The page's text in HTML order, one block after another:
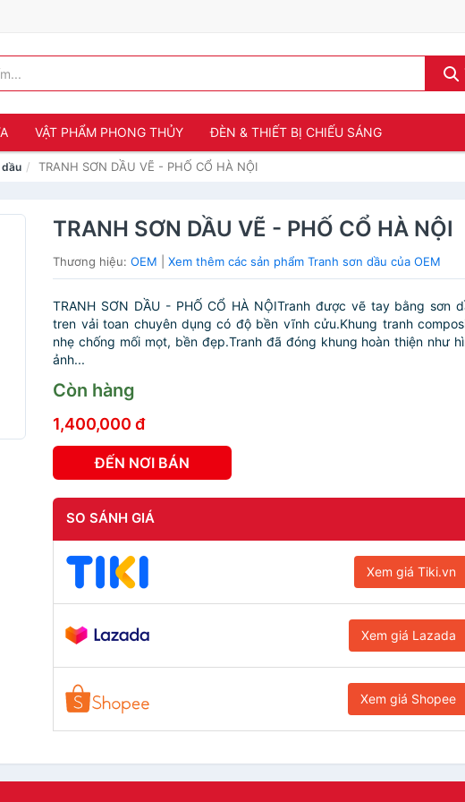
VẬT PHẨM PHONG THỦY ĐÈN & THIẾT BỊ CHIẾU SÁNG
dầu TRANH SƠN DẦU VẼ - PHỐ CỔ HÀ NỘI
TRANH SƠN DẦU VẼ - PHỐ CỔ HÀ NỘI
Thương hiệu:OEM |Xem thêm các sản phẩm Tranh sơn dầu của OEM
TRANH SƠN DẦU - PHỐ CỔ HÀ NỘITranh được vẽ tay bằng sơn
tren vải toan chuyên dụng có độ bền vĩnh cửu.Khung tranh
nhẹ chống mối mọt, bền đẹp.Tranh đã đóng khung hoàn thiện như
ảnh...
Còn hàng
1,400,000 đ
ĐẾN NƠI BÁN
SO SÁNH GIÁ
Xem giá Tiki.vn
Xem giá Lazada
Xem giá Shopee